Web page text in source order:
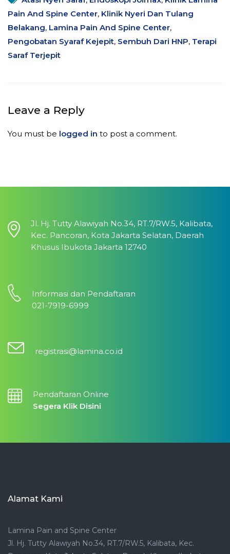
Pain And Spine Center, Klinik Nyeri Dan Tulang
Belakang, Lamina Pain And Spine Center,
Pengobatan Syaraf Kejepit, Sembuh Dari HNP, Terapi
Saraf Terjepit
Leave a Reply
You must be logged in to post a comment.
Jl. Hj. Tutty Alawiyah No.34, RT.7/RW.5, Kalibata,
Kec. Pancoran, Kota Jakarta Selatan, Daerah
Khusus Ibukota Jakarta 12740
Informasi dan Pendaftaran
021-7919-6999
registrasi@lamina.co.id
Pendaftaran Online
Segera Klik Disini
Alamat Kami
Lamina Pain and Spine Center
Jl. Hj. Tutty Alawiyah No.34, RT.7/RW.5, Kalibata, Kec.